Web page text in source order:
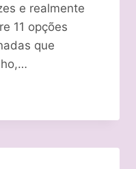
e realmente
11 opções
que